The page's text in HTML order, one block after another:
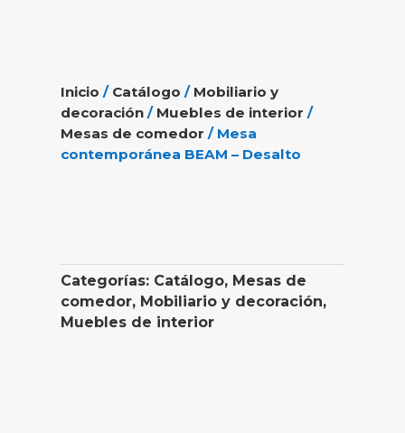
Inicio / Catálogo / Mobiliario y
decoración / Muebles de interior /
Mesas de comedor / Mesa
contemporánea BEAM – Desalto
Categorías: Catálogo, Mesas de
comedor, Mobiliario y decoración,
Muebles de interior